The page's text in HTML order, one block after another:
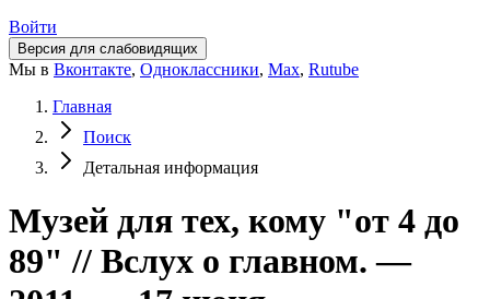
Войти
Версия для слабовидящих
Мы в Вконтакте, Одноклассники, Max, Rutube
Главная
Поиск
Детальная информация
Музей для тех, кому "от 4 до
89" // Вслух о главном. —